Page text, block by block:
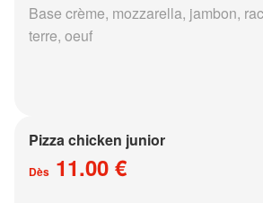
Base crème, mozzarella, jambon,
terre, oeuf
Pizza chicken junior
Dès 11.00 €